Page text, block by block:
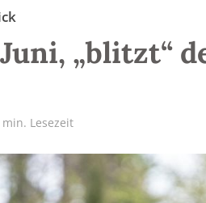
„blitzt“
min. Lesezeit